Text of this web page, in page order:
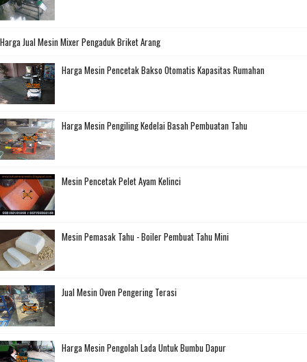
Harga Jual Mesin Mixer Pengaduk Briket Arang
Harga Mesin Pencetak Bakso Otomatis Kapasitas Rumahan
Harga Mesin Pengiling Kedelai Basah Pembuatan Tahu
Mesin Pencetak Pelet Ayam Kelinci
Mesin Pemasak Tahu - Boiler Pembuat Tahu Mini
Jual Mesin Oven Pengering Terasi
Harga Mesin Pengolah Lada Untuk Bumbu Dapur